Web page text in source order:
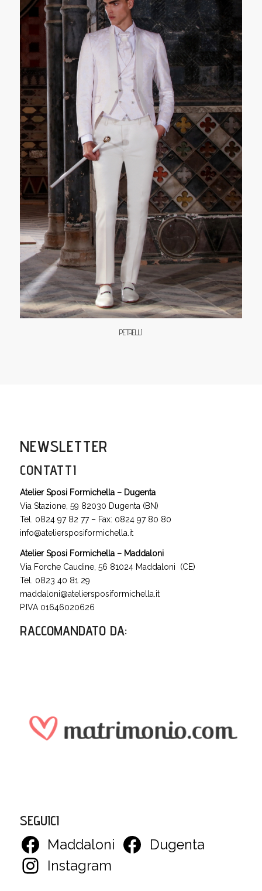
PETRELLI
NEWSLETTER
CONTATTI
Atelier Sposi Formichella – Dugenta
Via Stazione, 59 82030 Dugenta (BN)
Tel. 0824 97 82 77 – Fax: 0824 97 80 80
info@ateliersposiformichella.it
Atelier Sposi Formichella – Maddaloni
Via Forche Caudine, 56 81024 Maddaloni (CE)
Tel. 0823 40 81 29
maddaloni@ateliersposiformichella.it
P.IVA 01646020626
RACCOMANDATO DA:
SEGUICI
Maddaloni
Dugenta
Instagram